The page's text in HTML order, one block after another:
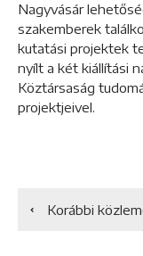
Nagyvásár
szakemberek
kutatási projektek
nyílt a két kiállítási
Köztársaság
projektjeivel.
Korábbi